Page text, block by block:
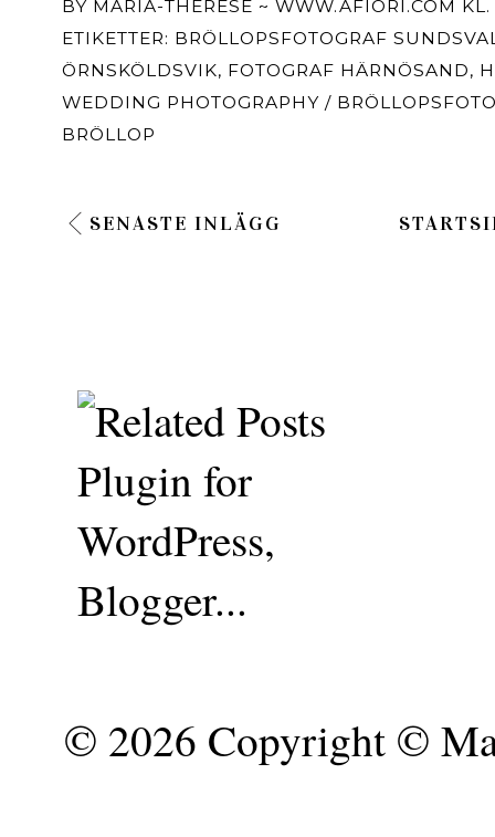
BY MARIA-THÉRÈSE ~ WWW.AFIORI.COM
KL.
ETIKETTER: BRÖLLOPSFOTOGRAF
ÖRNSKÖLDSVIK, FOTOGRAF HÄRNÖSAND,
WEDDING PHOTOGRAPHY /
BRÖLLOP
SENASTE INLÄGG
© 2026 Copyright ©